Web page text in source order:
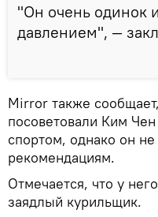
"Он очень одинок
давлением", —
Mirror также
посоветовали Ким
спортом, однако он
рекомендациям.
Отмечается, что у
заядлый курильщик.